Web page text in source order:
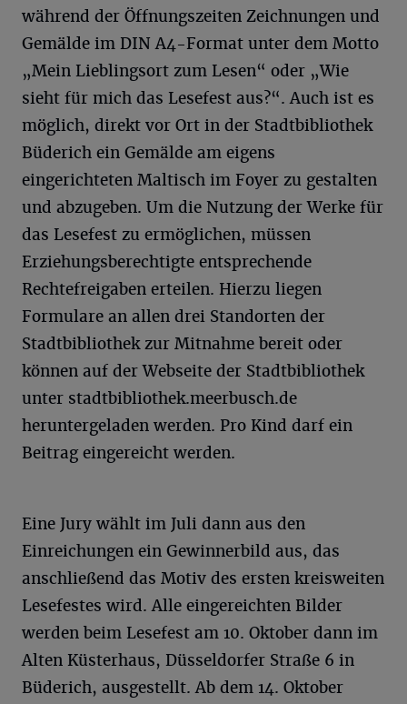
während der Öffnungszeiten Zeichnungen und
Gemälde im DIN A4-Format unter dem Motto
„Mein Lieblingsort zum Lesen“ oder „Wie
sieht für mich das Lesefest aus?“. Auch ist es
möglich, direkt vor Ort in der Stadtbibliothek
Büderich ein Gemälde am eigens
eingerichteten Maltisch im Foyer zu gestalten
und abzugeben. Um die Nutzung der Werke für
das Lesefest zu ermöglichen, müssen
Erziehungsberechtigte entsprechende
Rechtefreigaben erteilen. Hierzu liegen
Formulare an allen drei Standorten der
Stadtbibliothek zur Mitnahme bereit oder
können auf der Webseite der Stadtbibliothek
unter stadtbibliothek.­meerbusch.de
heruntergeladen werden. Pro Kind darf ein
Beitrag eingereicht werden.
Eine Jury wählt im Juli dann aus den
Einreichungen ein Gewinnerbild aus, das
anschließend das Motiv des ersten kreisweiten
Lesefestes wird. Alle eingereichten Bilder
werden beim Lesefest am 10. Oktober dann im
Alten Küsterhaus, Düsseldorfer Straße 6 in
Büderich, ausgestellt. Ab dem 14. Oktober